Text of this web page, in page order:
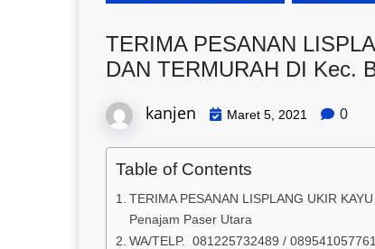
TERIMA PESANAN
DAN TERMURAH DI Kec.
kanjen Maret 5, 2021 0
Table of Contents
TERIMA PESANAN LISPLANG UKIR
Penajam Paser Utara
WA/TELP. 081225732489 /